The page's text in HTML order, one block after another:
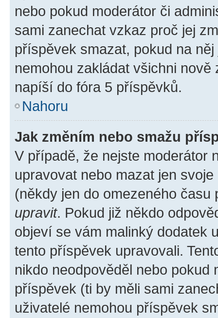
nebo pokud moderátor či
sami zanechat vzkaz proč jej
příspěvek smazat, pokud na
nemohou zakládat všichni
napíší do fóra 5 příspěvků.
Nahoru
Jak změním nebo smažu
V případě, že nejste moderátor
upravovat nebo mazat jen
(někdy jen do omezeného
upravit. Pokud již někdo
objeví se vám malinký dodatek
tento příspěvek upravovali.
nikdo neodpověděl nebo pokud
příspěvek (ti by měli sami
uživatelé nemohou příspěvek